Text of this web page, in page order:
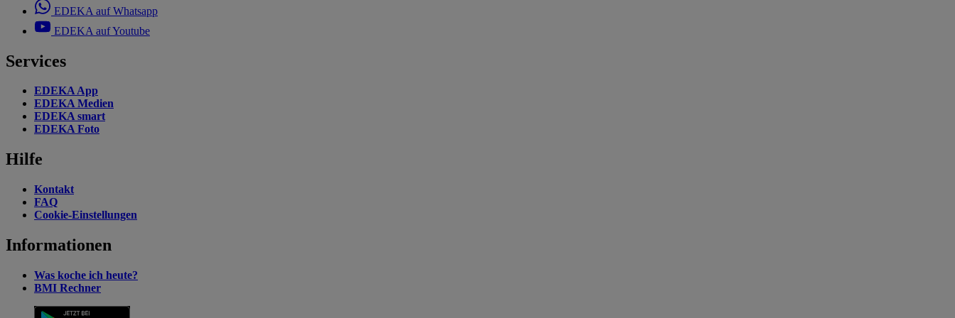
EDEKA auf Whatsapp
EDEKA auf Youtube
Services
EDEKA App
EDEKA Medien
EDEKA smart
EDEKA Foto
Hilfe
Kontakt
FAQ
Cookie-Einstellungen
Informationen
Was koche ich heute?
BMI Rechner